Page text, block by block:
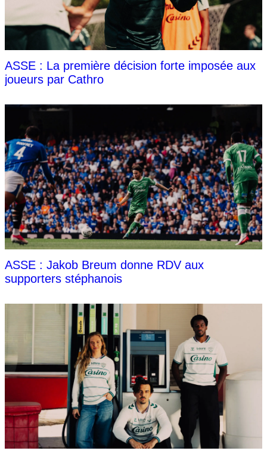
ASSE : La première décision forte imposée aux
joueurs par Cathro
ASSE : Jakob Breum donne RDV aux
supporters stéphanois